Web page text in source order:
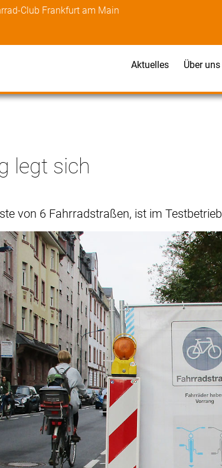
Club Frankfurt am Main
Aktuelles Über uns
legt sich
von 6 Fahrradstraßen, ist im Testbetrieb